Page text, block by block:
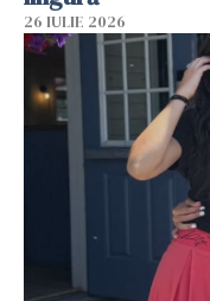
26 IULIE 2026